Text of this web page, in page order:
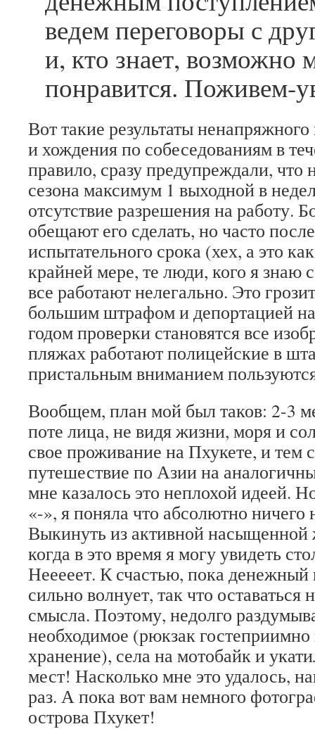
ведем переговоры с
и, кто знает, возможно
понравится. Поживем-
Вот такие результаты
и хождения по собеседованиям в
правило, сразу предупреждали, что
сезона максимум 1 выходной в
отсутствие разрешения на работу.
обещают его сделать, но часто
испытательного срока (хех, а это
крайней мере, те люди, кого я знаю
все работают нелегально. Это
большим штрафом и депортацией
годом проверки становятся все
пляжах работают полицейские в
пристальным вниманием
Вообщем, план мой был таков: 2-3
поте лица, не видя жизни, моря и
свое проживание на Пхукете, и тем
путешествие по Азии на
мне казалось это неплохой идеей.
«-», я поняла что абсолютно
Выкинуть из активной насыщенной
когда в это время я могу увидеть
Нееееет. К счастью, пока денежный
сильно волнует, так что
смысла. Поэтому, недолго
необходимое (рюкзак гостеприимно
хранение), села на мотобайк и
мест! Насколько мне это удалось,
раз. А пока вот вам немного
острова Пхукет!